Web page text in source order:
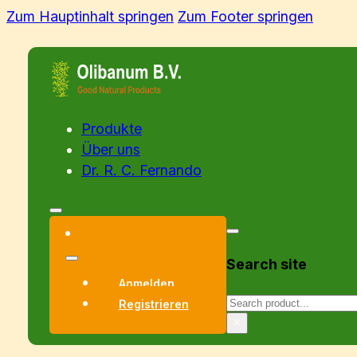
Zum Hauptinhalt springen Zum Footer springen
Produkte
Über uns
Dr. R. C. Fernando
Anmelden
Registrieren
Search site
Suchen